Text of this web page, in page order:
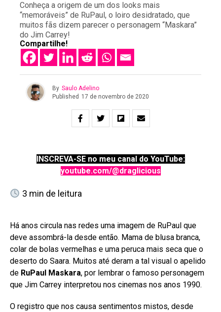
Conheça a origem de um dos looks mais
“memoráveis” de RuPaul, o loiro desidratado, que
muitos fãs dizem parecer o personagem “Maskara”
do Jim Carrey!
Compartilhe!
By Saulo Adelino
Published 17 de novembro de 2020
INSCREVA-SE no meu canal do YouTube:
youtube.com/@draglicious
3 min de leitura
Há anos circula nas redes uma imagem de RuPaul que
deve assombrá-la desde então. Mama de blusa branca,
colar de bolas vermelhas e uma peruca mais seca que o
deserto do Saara. Muitos até deram a tal visual o apelido
de RuPaul Maskara, por lembrar o famoso personagem
que Jim Carrey interpretou nos cinemas nos anos 1990.
O registro que nos causa sentimentos mistos, desde